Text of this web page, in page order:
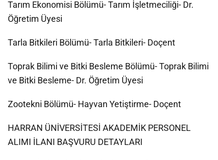
Tarım Ekonomisi Bölümü- Tarım İşletmeciliği- Dr.
Öğretim Üyesi
Tarla Bitkileri Bölümü- Tarla Bitkileri- Doçent
Toprak Bilimi ve Bitki Besleme Bölümü- Toprak Bilimi
ve Bitki Besleme- Dr. Öğretim Üyesi
Zootekni Bölümü- Hayvan Yetiştirme- Doçent
HARRAN ÜNİVERSİTESİ AKADEMİK PERSONEL
ALIMI İLANI BAŞVURU DETAYLARI